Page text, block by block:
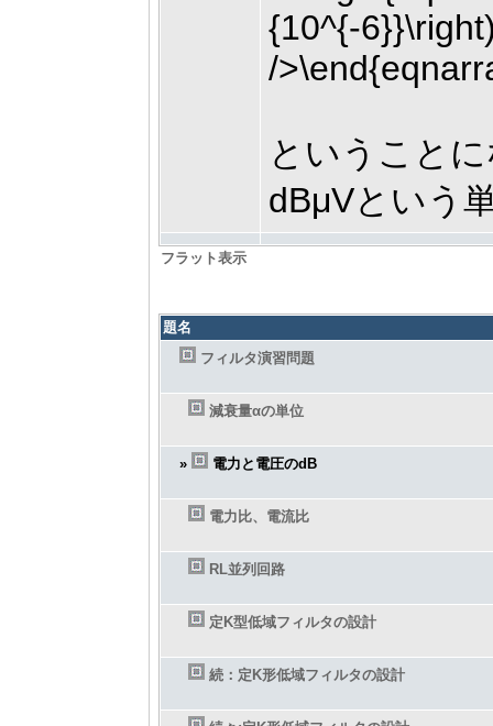
ということ
dBμVという
フラット表示
題名
フィルタ演習問題
減衰量αの単位
» 電力と電圧のdB
電力比、電流比
RL並列回路
定K型低域フィルタの設計
続：定K形低域フィルタの設計